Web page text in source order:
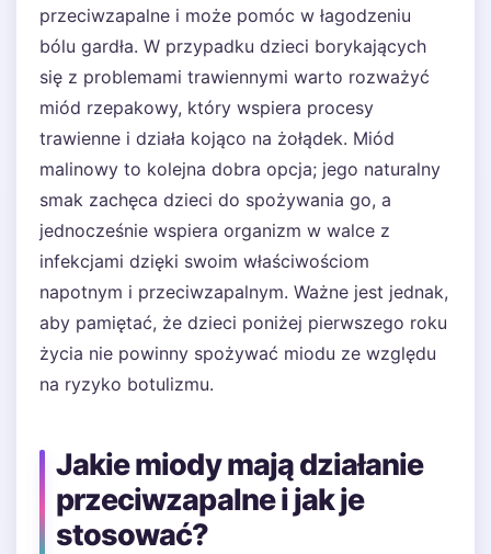
przeciwzapalne i może pomóc w łagodzeniu
bólu gardła. W przypadku dzieci borykających
się z problemami trawiennymi warto rozważyć
miód rzepakowy, który wspiera procesy
trawienne i działa kojąco na żołądek. Miód
malinowy to kolejna dobra opcja; jego naturalny
smak zachęca dzieci do spożywania go, a
jednocześnie wspiera organizm w walce z
infekcjami dzięki swoim właściwościom
napotnym i przeciwzapalnym. Ważne jest jednak,
aby pamiętać, że dzieci poniżej pierwszego roku
życia nie powinny spożywać miodu ze względu
na ryzyko botulizmu.
Jakie miody mają działanie
przeciwzapalne i jak je
stosować?